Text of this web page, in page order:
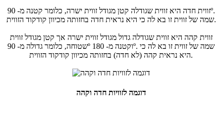
זווית חדה היא זווית שגודלה קטן מגודל זווית ישרה, כלומר קטנה מ- 90º.
שמה של זווית זו בא לה כי היא נראית חדה בחזותה מכיוון קודקוד הזווית.
זווית קהה היא זווית שגודלה גדול מגודל זווית ישרה אך קטן מגודל זווית
שטוחה, כלומר גדולה מ- 90º וקטנה מ- 180º. שמה של זווית זו בא לה כי
היא נראית קהה (לא חדה) בחזותה מכיוון קודקוד הזווית.
דוגמה לזוויות חדה וקהה